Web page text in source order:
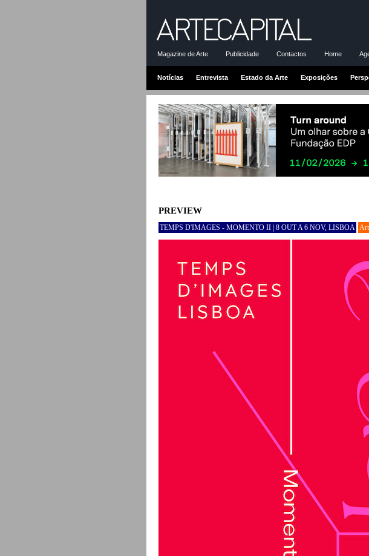
Magazine de Arte Publicidade Contactos Home
Notícias Entrevista Estado da Arte Exposições
PREVIEW
TEMPS D'IMAGES - MOMENTO II | 8 OUT A 6 NOV, LISBOA